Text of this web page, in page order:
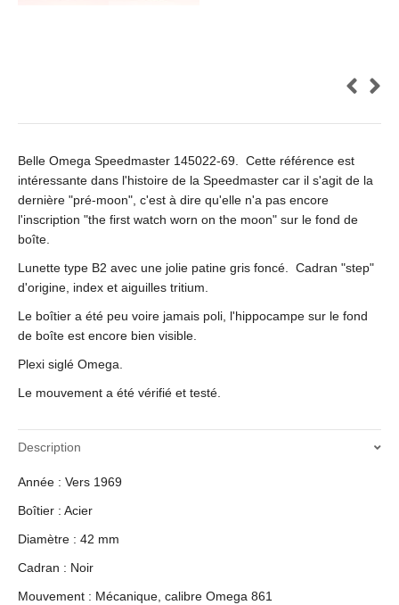
Belle Omega Speedmaster 145022-69. Cette référence est
intéressante dans l'histoire de la Speedmaster car il s'agit de la
dernière "pré-moon", c'est à dire qu'elle n'a pas encore
l'inscription "the first watch worn on the moon" sur le fond de
boîte.
Lunette type B2 avec une jolie patine gris foncé. Cadran "step"
d'origine, index et aiguilles tritium.
Le boîtier a été peu voire jamais poli, l'hippocampe sur le fond
de boîte est encore bien visible.
Plexi siglé Omega.
Le mouvement a été vérifié et testé.
Description
Année : Vers 1969
Boîtier : Acier
Diamètre : 42 mm
Cadran : Noir
Mouvement : Mécanique, calibre Omega 861